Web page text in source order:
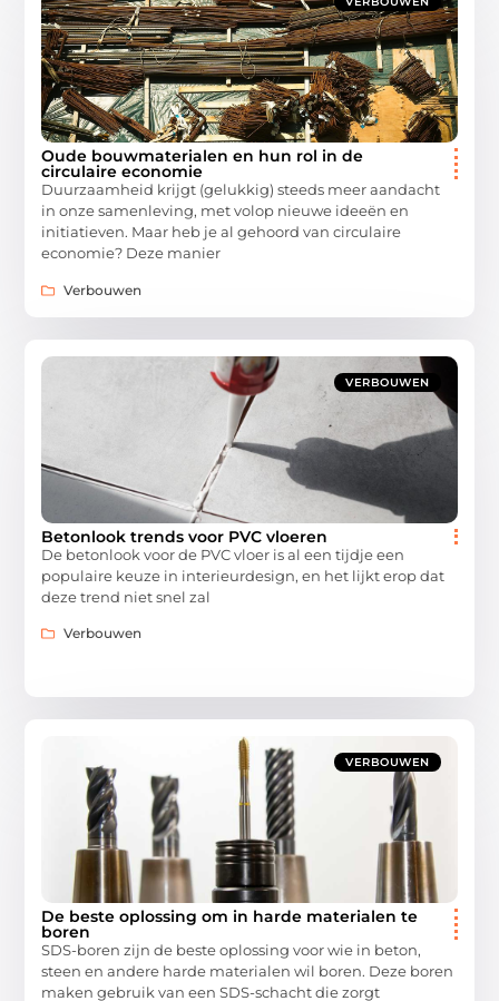
Oude bouwmaterialen en hun rol in de
circulaire economie
Duurzaamheid krijgt (gelukkig) steeds meer aandacht
in onze samenleving, met volop nieuwe ideeën en
initiatieven. Maar heb je al gehoord van circulaire
economie? Deze manier
Verbouwen
VERBOUWEN
Betonlook trends voor PVC vloeren
De betonlook voor de PVC vloer is al een tijdje een
populaire keuze in interieurdesign, en het lijkt erop dat
deze trend niet snel zal
Verbouwen
VERBOUWEN
De beste oplossing om in harde materialen te
boren
SDS-boren zijn de beste oplossing voor wie in beton,
steen en andere harde materialen wil boren. Deze boren
maken gebruik van een SDS-schacht die zorgt